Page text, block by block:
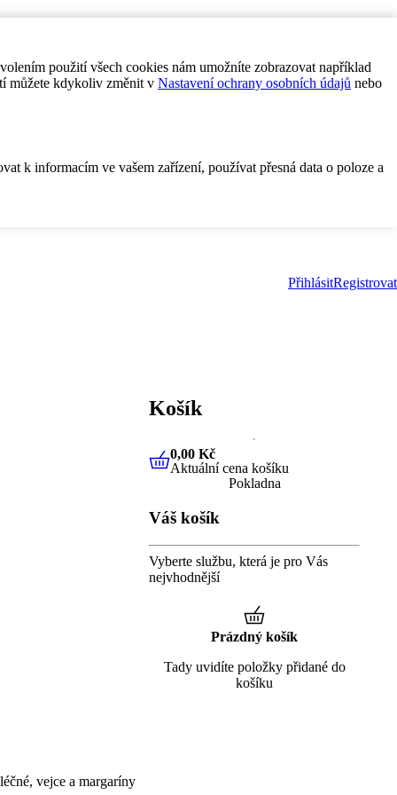
použití všech cookies nám umožníte zobrazovat například
můžete kdykoliv změnit v Nastavení ochrany osobních údajů nebo
k informacím ve vašem zařízení, používat přesná data o poloze a
PřihlásitRegistrovat
vejce a margaríny
Košík
0,00 KčAktuální cena košíku
0,00 Kč
Aktuální cena košíku
Pokladna
Váš košík
Vyberte službu, která je pro Vás
nejvhodnější
Prázdný košík
Tady uvidíte položky přidané do
košíku